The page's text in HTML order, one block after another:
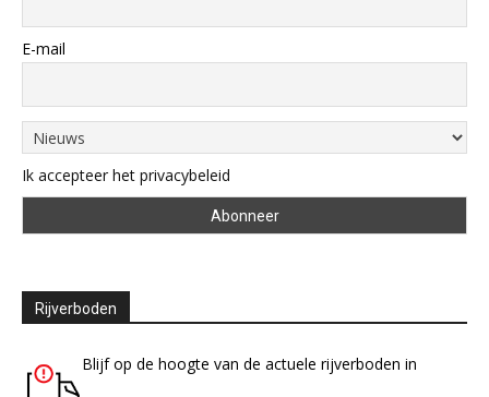
E-mail
Ik accepteer het privacybeleid
Rijverboden
Blijf op de hoogte van de actuele rijverboden in